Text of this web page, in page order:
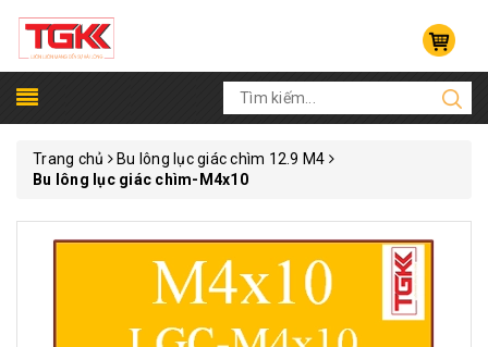
Trang chủ
Bu lông lục giác chìm 12.9 M4
Bu lông lục giác chìm-M4x10